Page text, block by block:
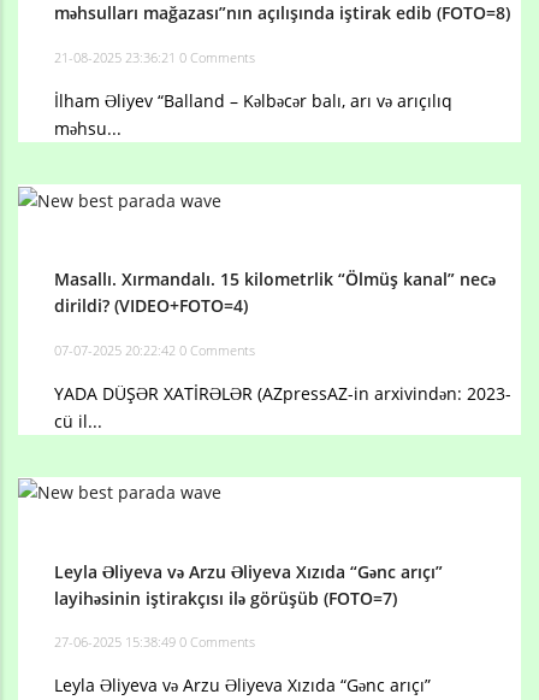
məhsulları mağazası”nın açılışında iştirak edib (FOTO=8)
21-08-2025 23:36:21 0 Comments
İlham Əliyev “Balland – Kəlbəcər balı, arı və arıçılıq
məhsu...
Masallı. Xırmandalı. 15 kilometrlik “Ölmüş kanal” necə
dirildi? (VIDEO+FOTO=4)
07-07-2025 20:22:42 0 Comments
YADA DÜŞƏR XATİRƏLƏR (AZpressAZ-in arxivindən: 2023-
cü il...
Leyla Əliyeva və Arzu Əliyeva Xızıda “Gənc arıçı”
layihəsinin iştirakçısı ilə görüşüb (FOTO=7)
27-06-2025 15:38:49 0 Comments
Leyla Əliyeva və Arzu Əliyeva Xızıda “Gənc arıçı”